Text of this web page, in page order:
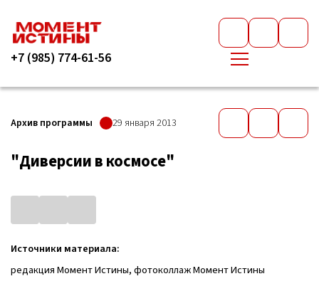
+7 (985) 774-61-56
Архив программы 29 января 2013
"Диверсии в космосе"
Источники материала:
редакция Момент Истины, фотоколлаж Момент Истины